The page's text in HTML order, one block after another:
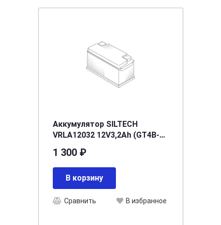
Аккумулятор SILTECH
VRLA12032 12V3,2Аh (GT4B-5)
[д113ш39в87/45]
1 300 ₽
В корзину
Сравнить В избранное